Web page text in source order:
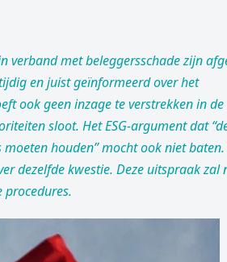
verband met beleggersschade zijn
en juist geïnformeerd over het
ook geen inzage te verstrekken in de
sloot. Het ESG-argument dat
houden” mocht ook niet
dezelfde kwestie. Deze uitspraak zal
procedures.